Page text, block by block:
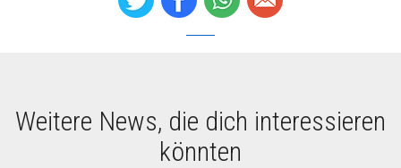
Weitere News, die dich interessieren
könnten